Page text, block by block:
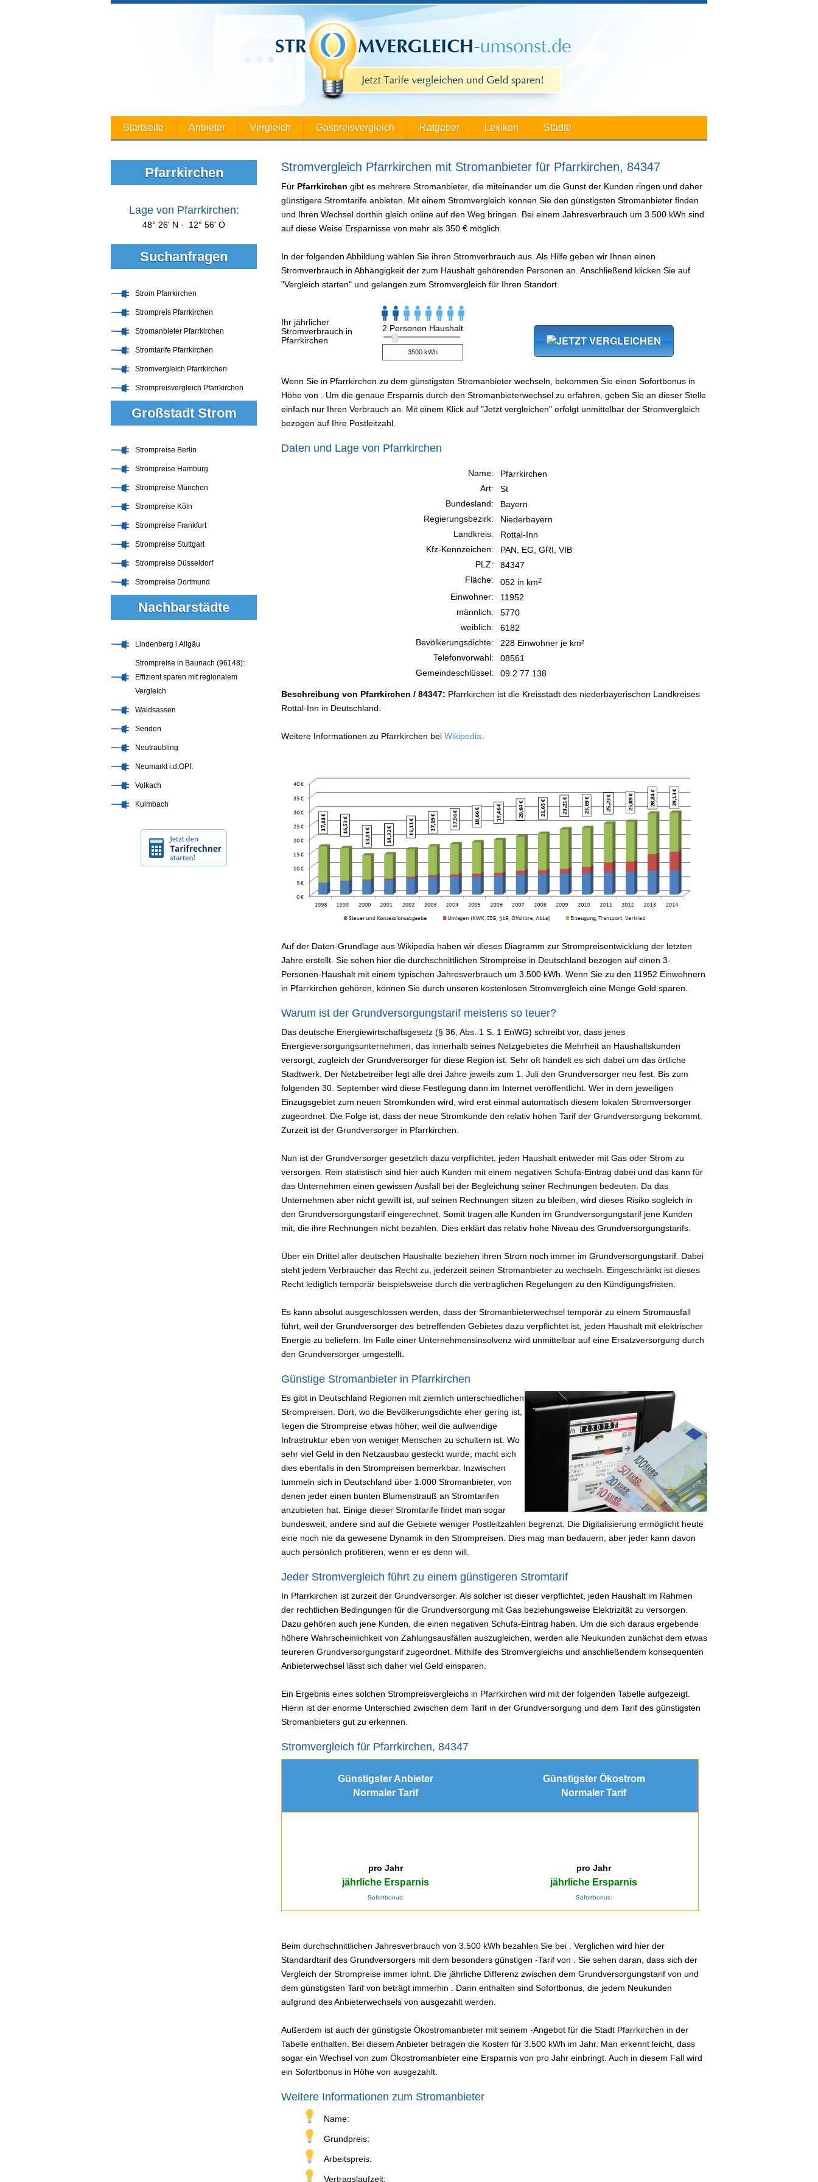
Startseite Anbieter Vergleich Gaspreisvergleich Ratgeber Lexikon Städte
Stromvergleich Pfarrkirchen mit Stromanbieter für Pfarrkirchen, 84347
Für Pfarrkirchen gibt es mehrere Stromanbieter, die miteinander um die Gunst der Kunden ringen und daher
günstigere Stromtarife anbieten. Mit einem Stromvergleich können Sie den günstigsten Stromanbieter finden
und Ihren Wechsel dorthin gleich online auf den Weg bringen. Bei einem Jahresverbrauch um 3.500 kWh sind
auf diese Weise Ersparnisse von mehr als 350 € möglich.
In der folgenden Abbildung wählen Sie ihren Stromverbrauch aus. Als Hilfe geben wir Ihnen einen
Stromverbrauch in Abhängigkeit der zum Haushalt gehörenden Personen an. Anschließend klicken Sie auf
"Vergleich starten" und gelangen zum Stromvergleich für Ihren Standort.
Ihr jährlicher
Stromverbrauch in
Pfarrkirchen
2 Personen Haushalt
Wenn Sie in Pfarrkirchen zu dem günstigsten Stromanbieter wechseln, bekommen Sie einen Sofortbonus in
Höhe von . Um die genaue Ersparnis durch den Stromanbieterwechsel zu erfahren, geben Sie an dieser Stelle
einfach nur Ihren Verbrauch an. Mit einem Klick auf "Jetzt vergleichen" erfolgt unmittelbar der Stromvergleich
bezogen auf Ihre Postleitzahl.
Daten und Lage von Pfarrkirchen
Name:
Pfarrkirchen
Art:
St
Bundesland:
Bayern
Regierungsbezirk:
Niederbayern
Landkreis:
Rottal-Inn
Kfz-Kennzeichen:
PAN, EG, GRI, VIB
PLZ:
84347
Fläche:
052 in km2
Einwohner:
11952
männlich:
5770
weiblich:
6182
Bevölkerungsdichte:
228 Einwohner je km²
Telefonvorwahl:
08561
Gemeindeschlüssel:
09 2 77 138
Beschreibung von Pfarrkirchen / 84347: Pfarrkirchen ist die Kreisstadt des niederbayerischen Landkreises
Rottal-Inn in Deutschland.
Weitere Informationen zu Pfarrkirchen bei Wikipedia
Auf der Daten-Grundlage aus Wikipedia haben wir dieses Diagramm zur Strompreisentwicklung der letzten
Jahre erstellt. Sie sehen hier die durchschnittlichen Strompreise in Deutschland bezogen auf einen 3-
Personen-Haushalt mit einem typischen Jahresverbrauch um 3.500 kWh. Wenn Sie zu den 11952 Einwohnern
in Pfarrkirchen gehören, können Sie durch unseren kostenlosen Stromvergleich eine Menge Geld sparen.
Warum ist der Grundversorgungstarif meistens so teuer?
Das deutsche Energiewirtschaftsgesetz (§ 36, Abs. 1 S. 1 EnWG) schreibt vor, dass jenes
Energieversorgungsunternehmen, das innerhalb seines Netzgebietes die Mehrheit an Haushaltskunden
versorgt, zugleich der Grundversorger für diese Region ist. Sehr oft handelt es sich dabei um das örtliche
Stadtwerk. Der Netzbetreiber legt alle drei Jahre jeweils zum 1. Juli den Grundversorger neu fest. Bis zum
folgenden 30. September wird diese Festlegung dann im Internet veröffentlicht. Wer in dem jeweiligen
Einzugsgebiet zum neuen Stromkunden wird, wird erst einmal automatisch diesem lokalen Stromversorger
zugeordnet. Die Folge ist, dass der neue Stromkunde den relativ hohen Tarif der Grundversorgung bekommt.
Zurzeit ist der Grundversorger in Pfarrkirchen.
Nun ist der Grundversorger gesetzlich dazu verpflichtet, jeden Haushalt entweder mit Gas oder Strom zu
versorgen. Rein statistisch sind hier auch Kunden mit einem negativen Schufa-Eintrag dabei und das kann für
das Unternehmen einen gewissen Ausfall bei der Begleichung seiner Rechnungen bedeuten. Da das
Unternehmen aber nicht gewillt ist, auf seinen Rechnungen sitzen zu bleiben, wird dieses Risiko sogleich in
den Grundversorgungstarif eingerechnet. Somit tragen alle Kunden im Grundversorgungstarif jene Kunden
mit, die ihre Rechnungen nicht bezahlen. Dies erklärt das relativ hohe Niveau des Grundversorgungstarifs.
Über ein Drittel aller deutschen Haushalte beziehen ihren Strom noch immer im Grundversorgungstarif. Dabei
steht jedem Verbraucher das Recht zu, jederzeit seinen Stromanbieter zu wechseln. Eingeschränkt ist dieses
Recht lediglich temporär beispielsweise durch die vertraglichen Regelungen zu den Kündigungsfristen.
Es kann absolut ausgeschlossen werden, dass der Stromanbieterwechsel temporär zu einem Stromausfall
führt, weil der Grundversorger des betreffenden Gebietes dazu verpflichtet ist, jeden Haushalt mit elektrischer
Energie zu beliefern. Im Falle einer Unternehmensinsolvenz wird unmittelbar auf eine Ersatzversorgung durch
den Grundversorger umgestellt.
Günstige Stromanbieter in Pfarrkirchen
Es gibt in Deutschland Regionen mit ziemlich unterschiedlichen
Strompreisen. Dort, wo die Bevölkerungsdichte eher gering ist,
liegen die Strompreise etwas höher, weil die aufwendige
Infrastruktur eben von weniger Menschen zu schultern ist. Wo
sehr viel Geld in den Netzausbau gesteckt wurde, macht sich
dies ebenfalls in den Strompreisen bemerkbar. Inzwischen
tummeln sich in Deutschland über 1.000 Stromanbieter, von
denen jeder einen bunten Blumenstrauß an Stromtarifen
anzubieten hat. Einige dieser Stromtarife findet man sogar
bundesweit, andere sind auf die Gebiete weniger Postleitzahlen begrenzt. Die Digitalisierung ermöglicht heute
eine noch nie da gewesene Dynamik in den Strompreisen. Dies mag man bedauern, aber jeder kann davon
auch persönlich profitieren, wenn er es denn will.
Jeder Stromvergleich führt zu einem günstigeren Stromtarif
In Pfarrkirchen ist zurzeit der Grundversorger. Als solcher ist dieser verpflichtet, jeden Haushalt im Rahmen
der rechtlichen Bedingungen für die Grundversorgung mit Gas beziehungsweise Elektrizität zu versorgen.
Dazu gehören auch jene Kunden, die einen negativen Schufa-Eintrag haben. Um die sich daraus ergebende
höhere Wahrscheinlichkeit von Zahlungsausfällen auszugleichen, werden alle Neukunden zunächst dem etwas
teureren Grundversorgungstarif zugeordnet. Mithilfe des Stromvergleichs und anschließendem konsequenten
Anbieterwechsel lässt sich daher viel Geld einsparen.
Ein Ergebnis eines solchen Strompreisvergleichs in Pfarrkirchen wird mit der folgenden Tabelle aufgezeigt.
Hierin ist der enorme Unterschied zwischen dem Tarif in der Grundversorgung und dem Tarif des günstigsten
Stromanbieters gut zu erkennen.
Stromvergleich für Pfarrkirchen, 84347
Günstigster Anbieter
Normaler Tarif
Günstigster Ökostrom
Normaler Tarif
pro Jahr
jährliche Ersparnis
Sofortbonus:
pro Jahr
jährliche Ersparnis
Sofortbonus:
Beim durchschnittlichen Jahresverbrauch von 3.500 kWh bezahlen Sie bei . Verglichen wird hier der
Standardtarif des Grundversorgers mit dem besonders günstigen -Tarif von . Sie sehen daran, dass sich der
Vergleich der Strompreise immer lohnt. Die jährliche Differenz zwischen dem Grundversorgungstarif von und
dem günstigsten Tarif von beträgt immerhin . Darin enthalten sind Sofortbonus, die jedem Neukunden
aufgrund des Anbieterwechsels von ausgezahlt werden.
Außerdem ist auch der günstigste Ökostromanbieter mit seinem -Angebot für die Stadt Pfarrkirchen in der
Tabelle enthalten. Bei diesem Anbieter betragen die Kosten für 3.500 kWh im Jahr. Man erkennt leicht, dass
sogar ein Wechsel von zum Ökostromanbieter eine Ersparnis von pro Jahr einbringt. Auch in diesem Fall wird
ein Sofortbonus in Höhe von ausgezahlt.
Weitere Informationen zum Stromanbieter
Name:
Grundpreis:
Arbeitspreis:
Vertragslaufzeit:
Pfarrkirchen
Lage von Pfarrkirchen:
48° 26' N · 12° 56' O
Suchanfragen
Strom Pfarrkirchen
Strompreis Pfarrkirchen
Stromanbieter Pfarrkirchen
Stromtarife Pfarrkirchen
Stromvergleich Pfarrkirchen
Strompreisvergleich Pfarrkirchen
Großstadt Strom
Strompreise Berlin
Strompreise Hamburg
Strompreise München
Strompreise Köln
Strompreise Frankfurt
Strompreise Stuttgart
Strompreise Düsseldorf
Strompreise Dortmund
Nachbarstädte
Lindenberg i.Allgäu
Strompreise in Baunach (96148):
Effizient sparen mit regionalem
Vergleich
Waldsassen
Senden
Neutraubling
Neumarkt i.d.OPf.
Volkach
Kulmbach